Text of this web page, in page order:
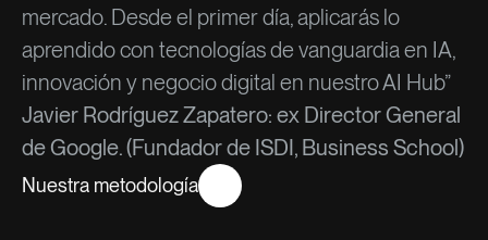
mercado. Desde el primer día, aplicarás lo
aprendido con tecnologías de vanguardia en IA,
innovación y negocio digital en nuestro AI Hub”
Javier Rodríguez Zapatero: ex Director General
de Google. (Fundador de ISDI, Business School)
Nuestra metodología